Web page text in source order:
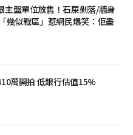
主盤單位放售！石屎剝落/牆身
幾似戰區」惹網民爆笑：佢盡
萬開拍 低銀行估值15%